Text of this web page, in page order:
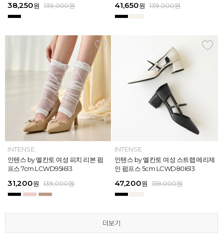
45,900원 159,000원 45,900원 159,000원
ELCANTO
[EXCLUSIVE] 노엘 엘칸토 여성 젤리
슈즈 2.3cm LCWW01U626
29,000원
MAZZ
마쯔 by 엘칸토 여성 크로스 와이드
스트랩 컴포트 샌들 3.5cm LCWW27
45,900원 159,000원
더보기
38,250원 139,000원 41,650원 139,000원
INTENSE
인텐스 by 엘칸토 여성 피치 리본 펌
프스 7cm LCWD95I613
31,200원 139,000원
INTENSE
인텐스 by 엘칸토 여성 스트랩 메리제
인 펌프스 5cm LCWD80I613
47,200원 159,000원
더보기
28,720원 159,000원 45,900원 159,000원
INTENSE
인텐스 by 엘칸토 여성 에나멜 스퀘어
오브제 플랫슈즈 1.5cm LCWD53I613
41,650원 149,000원
INTENSE
인텐스 by 엘칸토 여성 클래식 스트랩
로퍼 2cm LCWD72I613
27,920원 159,000원
더보기
31,920원 169,000원 39,900원 169,000원
MAZZ
마쯔 by 엘칸토 여성 투밴드 고프코어
플랫 캐주얼 2.5cm LCWC97M613
43,200원 159,000원
MAZZ
마쯔 by 엘칸토 여성 데이엔 스니커즈
3.5cm LCWS20M613
71,400원 189,000원
더보기
45,900원 159,000원 45,900원 159,000원
ELCANTO
[EXCLUSIVE] 노엘 엘칸토 여성 젤리
슈즈 2.3cm LCWW01U626
29,000원
MAZZ
마쯔 by 엘칸토 여성 크로스 와이드
스트랩 컴포트 샌들 3.5cm LCWW27
45,900원 159,000원
더보기
38,250원 139,000원 41,650원 139,000원
INTENSE
인텐스 by 엘칸토 여성 피치 리본 펌
프스 7cm LCWD95I613
31,200원 139,000원
INTENSE
인텐스 by 엘칸토 여성 스트랩 메리제
인 펌프스 5cm LCWD80I613
47,200원 159,000원
더보기